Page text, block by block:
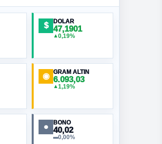
$ DOLAR
47,1901
▲0,19%
◉ GRAM ALTIN
6.093,03
▲1,19%
● BONO
40,02
▬0,00%